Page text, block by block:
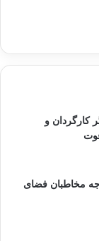
کارگردان و
مخاطبان فضای